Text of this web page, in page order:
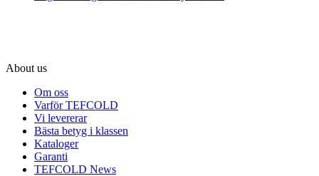
About us
Om oss
Varför TEFCOLD
Vi levererar
Bästa betyg i klassen
Kataloger
Garanti
TEFCOLD News